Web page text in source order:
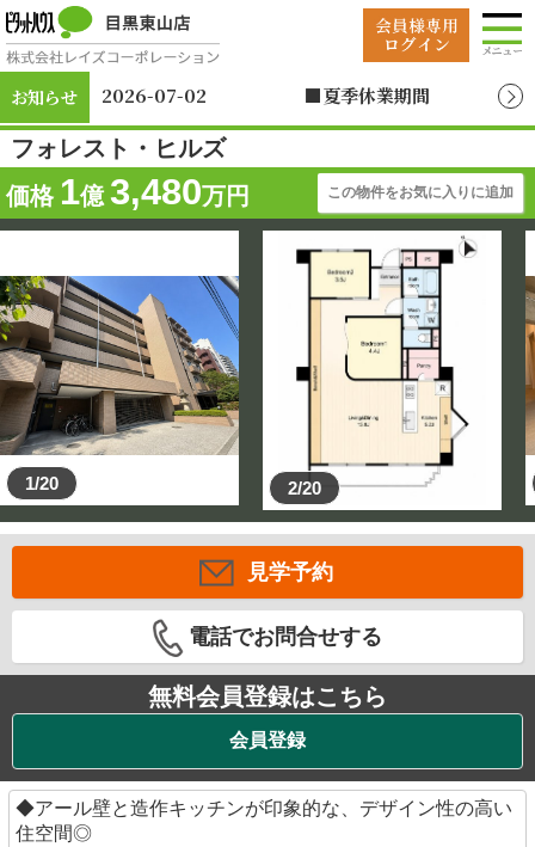
お知らせ 2026-07-02
■夏季休業期間
2026年8月12日（水）
（水）
フォレスト・ヒルズ
価格 1億 3,480万円 この物件をお気に入りに追加
1/20 2/20
見学予約
電話でお問合せする
無料会員登録はこちら
会員登録
◆アール壁と造作キッチンが印象的な、デザイン性の高い
住空間◎